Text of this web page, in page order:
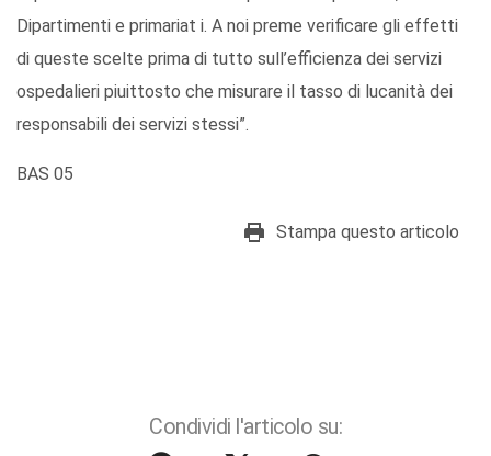
Dipartimenti e primariat i. A noi preme verificare gli effetti
di queste scelte prima di tutto sull’efficienza dei servizi
ospedalieri piuittosto che misurare il tasso di lucanità dei
responsabili dei servizi stessi”.
BAS 05
Stampa questo articolo
Condividi l'articolo su: